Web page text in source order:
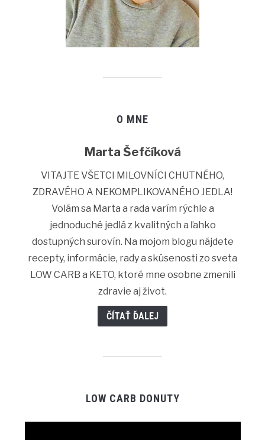
O MNE
Marta Šefčíková
VITAJTE VŠETCI MILOVNÍCI CHUTNÉHO,
ZDRAVÉHO A NEKOMPLIKOVANÉHO JEDLA!
Volám sa Marta a rada varím rýchle a
jednoduché jedlá z kvalitných a ľahko
dostupných surovín. Na mojom blogu nájdete
recepty, informácie, rady a skúsenosti zo sveta
LOW CARB a KETO, ktoré mne osobne zmenili
zdravie aj život.
ČÍTAŤ ĎALEJ
LOW CARB DONUTY